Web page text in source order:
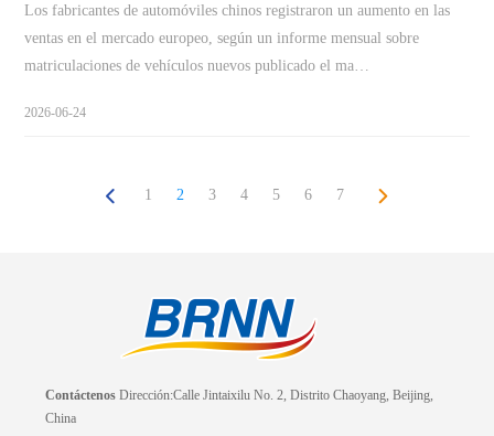
Los fabricantes de automóviles chinos registraron un aumento en las
ventas en el mercado europeo, según un informe mensual sobre
matriculaciones de vehículos nuevos publicado el ma…
2026-06-24
1 2 3 4 5 6 7
Contáctenos Dirección:Calle Jintaixilu No. 2, Distrito Chaoyang, Beijing,
China